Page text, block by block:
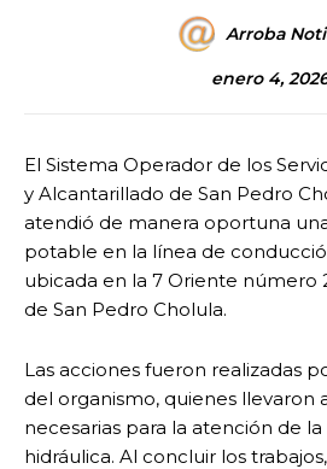
Arroba
enero 4,
El Sistema Operador de los
y Alcantarillado de San Pedro
atendió de manera oportuna
potable en la línea de
ubicada en la 7 Oriente número
de San Pedro Cholula.
Las acciones fueron realizadas
del organismo, quienes llevaron
necesarias para la atención de
hidráulica. Al concluir los